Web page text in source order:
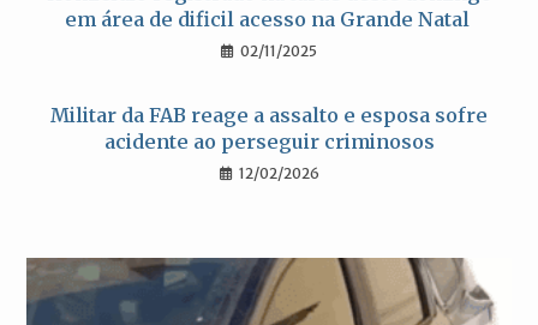
em área de dificil acesso na Grande Natal
02/11/2025
Militar da FAB reage a assalto e esposa sofre
acidente ao perseguir criminosos
12/02/2026